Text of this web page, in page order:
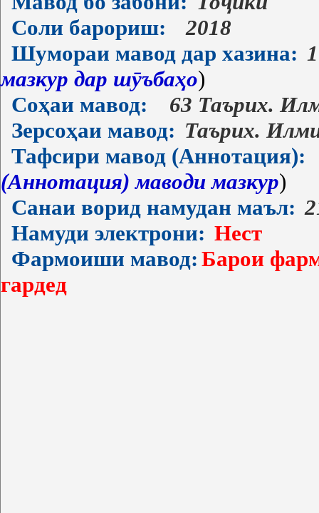
Соли барориш:
2018
Шумораи мавод дар хазина:
мазкур дар шӯъбаҳо)
Соҳаи мавод:
63 Таърих.
Зерсоҳаи мавод: Таърих.
Тафсири мавод (Аннотация):
(Аннотация) маводи мазкур)
Санаи ворид намудан маъл:
Намуди электрони: Нест
Фармоиши мавод: Барои
гардед